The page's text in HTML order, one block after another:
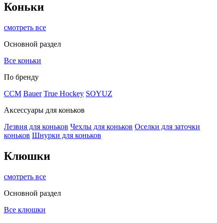
Коньки
смотреть все
Основной раздел
Все коньки
По бренду
ССМ Bauer True Hockey SOYUZ
Аксессуары для коньков
Лезвия для коньков Чехлы для коньков Оселки для заточки
коньков Шнурки для коньков
Клюшки
смотреть все
Основной раздел
Все клюшки